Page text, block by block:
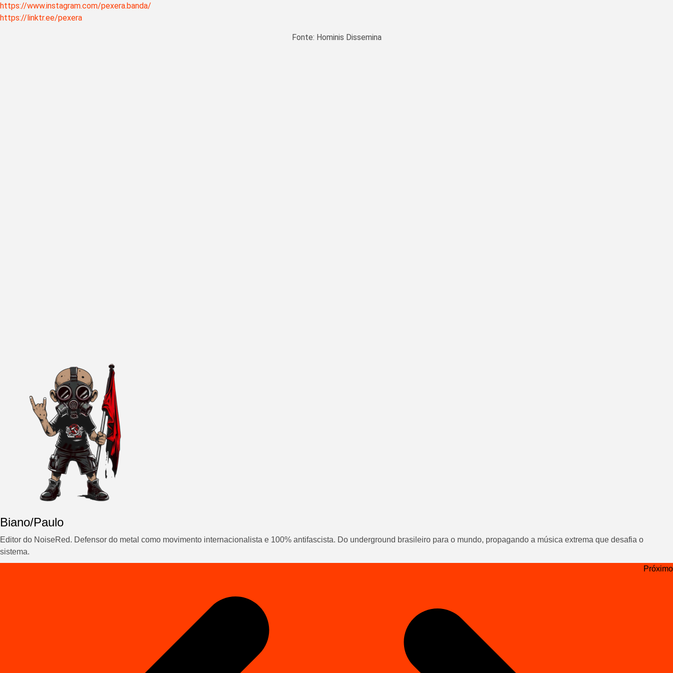
https://www.instagram.com/pexera.banda/
https://linktr.ee/pexera
Fonte: Hominis Dissemina
Biano/Paulo
Editor do NoiseRed. Defensor do metal como movimento internacionalista e 100% antifascista. Do underground brasileiro para o mundo, propagando a música extrema que desafia o
sistema.
Próximo